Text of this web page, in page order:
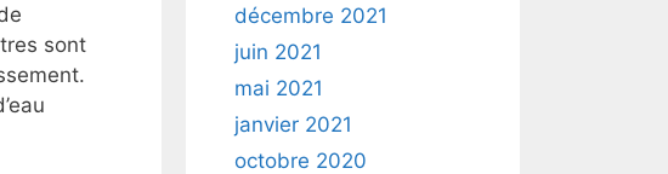
sont
décembre 2021
juin 2021
mai 2021
janvier 2021
octobre 2020